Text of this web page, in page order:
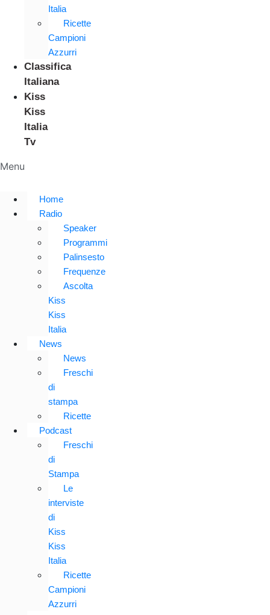
Italia
Ricette
Campioni
Azzurri
Classifica
Italiana
Kiss
Kiss
Italia
Tv
Menu
Home
Radio
Speaker
Programmi
Palinsesto
Frequenze
Ascolta
Kiss
Kiss
Italia
News
News
Freschi
di
stampa
Ricette
Podcast
Freschi
di
Stampa
Le
interviste
di
Kiss
Kiss
Italia
Ricette
Campioni
Azzurri